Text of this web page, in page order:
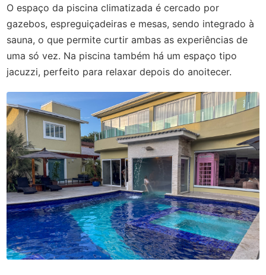
O espaço da piscina climatizada é cercado por
gazebos, espreguiçadeiras e mesas, sendo integrado à
sauna, o que permite curtir ambas as experiências de
uma só vez. Na piscina também há um espaço tipo
jacuzzi, perfeito para relaxar depois do anoitecer.